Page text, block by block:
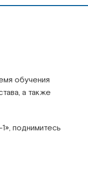
обучения
а также
поднимитесь